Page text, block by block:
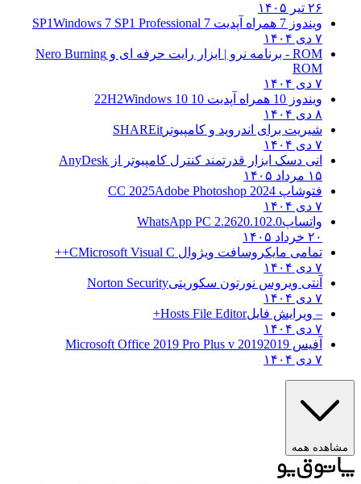
ویندوز 7 همراه آپدیت 7 SP1
Windows 7 SP1 Professional
ROM - برنامه نرو | ابزار رایت حرفه ای و
Nero Burning
ROM
ویندوز 10 همراه آپدیت 10 22H2
Windows 10
شیریت برای اندروید و کامپیوترSHAREit
انی دسک ابزار قدرتمند کنترل کامپیوتر ازAnyDesk
فتوشاپ CC 2025Adobe Photoshop 2024
واتساپWhatsApp PC 2.2620.102.0
تمامی مایکروسافت ویژوال CMicrosoft Visual C++
آنتی ویروس نورتون سکوریتیNorton Security
– ویرایش فایلHosts File Editor+
آفیس 20192019 Microsoft Office 2019 Pro Plus v
همه